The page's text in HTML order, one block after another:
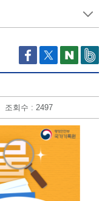
조회수 : 2497